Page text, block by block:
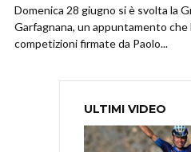
Domenica 28 giugno si è svolta la
Garfagnana, un appuntamento
competizioni firmate da Paolo...
ULTIMI VIDEO